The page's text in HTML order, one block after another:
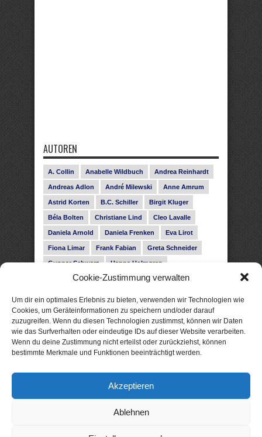
Cookie-Zustimmung verwalten
Um dir ein optimales Erlebnis zu bieten, verwenden wir Technologien wie
Cookies, um Geräteinformationen zu speichern und/oder darauf
zuzugreifen. Wenn du diesen Technologien zustimmst, können wir Daten
wie das Surfverhalten oder eindeutige IDs auf dieser Website verarbeiten.
Wenn du deine Zustimmung nicht erteilst oder zurückziehst, können
bestimmte Merkmale und Funktionen beeinträchtigt werden.
Akzeptieren
Ablehnen
AUTOREN
A. Collin Anabelle Wildbuch Andrea Reinhardt
Andreas Adlon André Milewski Anne Amrum
Astrid Korten B.C. Schiller Birgit Kluger
Béla Bolten Christiane Lind Cleo Lavalle
Daniela Arnold Daniela Frenken Eva Lirot
Fiona Limar Frank Fabian Greta Schneider
Gunnar Schwarz Hanna Holmgren
Heike Fröhling Ina Glahe Ivo Pala J. Vellguth
Leonie Haubrich Lilly Labord Livia Pipes
Malin Blunk Marcus Hünnebeck Martin Krist
Melisa Schwermer Nele Bruun Nika Lubitsch
Noah Fitz Nora Amelie René Junge
Subina Giuletti